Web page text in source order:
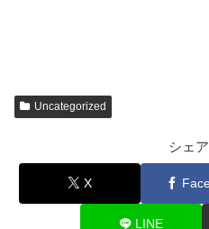
Uncategorized
シェ
X
LINE